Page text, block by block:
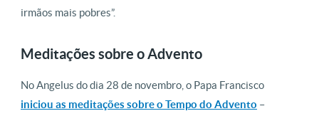
irmãos mais pobres”.
Meditações sobre o Advento
No Angelus do dia 28 de novembro, o Papa Francisco
iniciou as meditações sobre o Tempo do Advento –